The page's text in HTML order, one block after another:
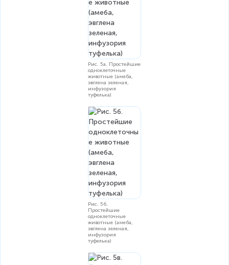
Рис. 5а. Простейшие
одноклеточные
животные (амеба,
эвглена зеленая,
инфузория
туфелька)
Рис. 5б.
Простейшие
одноклеточные
животные (амеба,
эвглена зеленая,
инфузория
туфелька)